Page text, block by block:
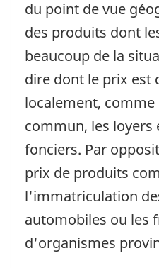
du point de vue
des produits dont
beaucoup de la
dire dont le prix est
localement,
commun, les loyers
fonciers. Par
prix de produits
l'immatriculation
automobiles ou les
d'organismes